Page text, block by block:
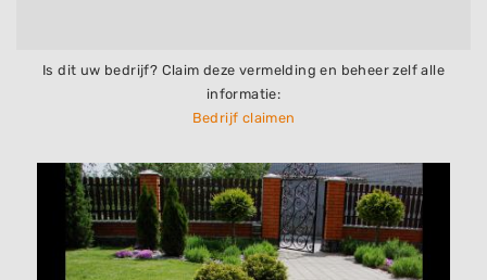
Is dit uw bedrijf? Claim deze vermelding en beheer zelf alle
informatie:
Bedrijf claimen